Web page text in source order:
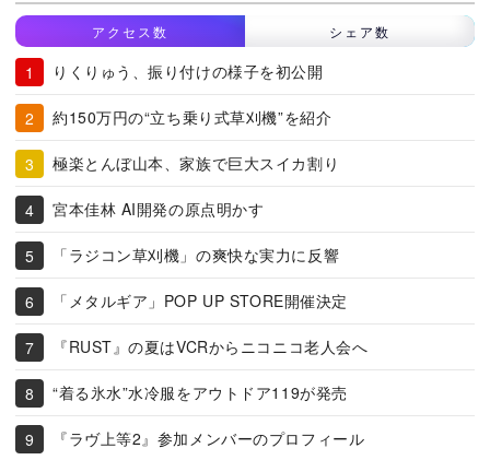
アクセス数 シェア数
りくりゅう、振り付けの様子を初公開
約150万円の“立ち乗り式草刈機”を紹介
極楽とんぼ山本、家族で巨大スイカ割り
宮本佳林 AI開発の原点明かす
「ラジコン草刈機」の爽快な実力に反響
「メタルギア」POP UP STORE開催決定
『RUST』の夏はVCRからニコニコ老人会へ
“着る氷水”水冷服をアウトドア119が発売
『ラヴ上等2』参加メンバーのプロフィール